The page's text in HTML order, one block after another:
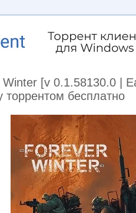
[v 0.1.58130.0 |
торрентом бесплатно